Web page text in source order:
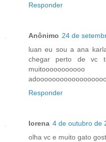
Responder
Anônimo 24 de
luan eu sou a ana
chegar perto de vc
Responder
lorena 4 de outubro de
olha vc e muito gato